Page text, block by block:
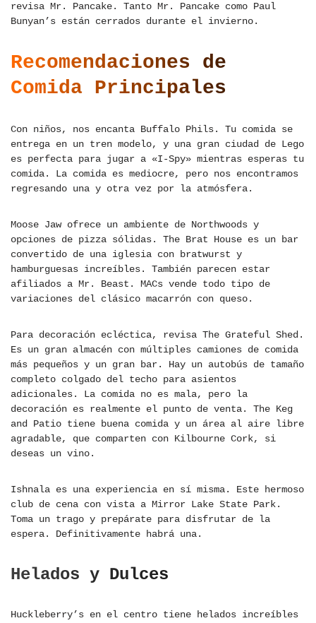
revisa Mr. Pancake. Tanto Mr. Pancake como Paul
Bunyan’s están cerrados durante el invierno.
Recomendaciones de
Comida Principales
Con niños, nos encanta Buffalo Phils. Tu comida se
entrega en un tren modelo, y una gran ciudad de Lego
es perfecta para jugar a «I-Spy» mientras esperas tu
comida. La comida es mediocre, pero nos encontramos
regresando una y otra vez por la atmósfera.
Moose Jaw ofrece un ambiente de Northwoods y
opciones de pizza sólidas. The Brat House es un bar
convertido de una iglesia con bratwurst y
hamburguesas increíbles. También parecen estar
afiliados a Mr. Beast. MACs vende todo tipo de
variaciones del clásico macarrón con queso.
Para decoración ecléctica, revisa The Grateful Shed.
Es un gran almacén con múltiples camiones de comida
más pequeños y un gran bar. Hay un autobús de tamaño
completo colgado del techo para asientos
adicionales. La comida no es mala, pero la
decoración es realmente el punto de venta. The Keg
and Patio tiene buena comida y un área al aire libre
agradable, que comparten con Kilbourne Cork, si
deseas un vino.
Ishnala es una experiencia en sí misma. Este hermoso
club de cena con vista a Mirror Lake State Park.
Toma un trago y prepárate para disfrutar de la
espera. Definitivamente habrá una.
Helados y Dulces
Huckleberry’s en el centro tiene helados increíbles